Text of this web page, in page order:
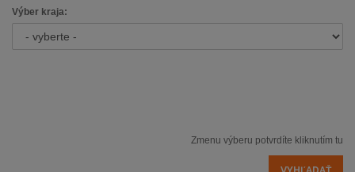
Výber kraja:
Zmenu výberu potvrdíte kliknutím tu